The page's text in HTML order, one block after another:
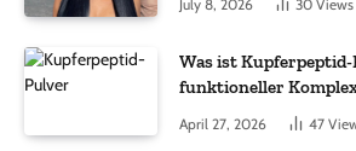
July 8, 2026 30 Views
Was ist
funktioneller
Molekül + Metall“
April 27, 2026 47